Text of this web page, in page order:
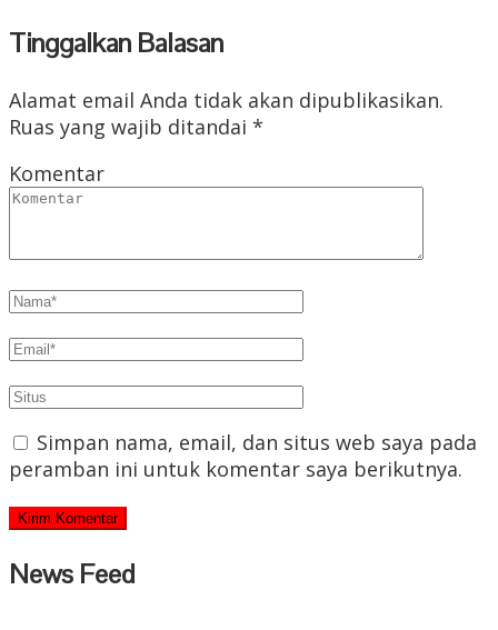
Tinggalkan Balasan
Alamat email Anda tidak akan dipublikasikan.
Ruas yang wajib ditandai *
Komentar
Simpan nama, email, dan situs web saya pada
peramban ini untuk komentar saya berikutnya.
News Feed